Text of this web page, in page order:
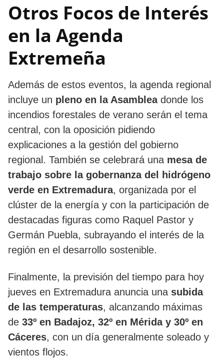
Otros Focos de Interés
en la Agenda
Extremeña
Además de estos eventos, la agenda regional
incluye un pleno en la Asambleadonde los
incendios forestales de verano serán el tema
central, con la oposición pidiendo
explicaciones a la gestión del gobierno
regional. También se celebrará una mesa de
trabajo sobre la gobernanza del hidrógeno
verde en Extremadura, organizada por el
clúster de la energía y con la participación de
destacadas figuras como Raquel Pastor y
Germán Puebla, subrayando el interés de la
región en el desarrollo sostenible.
Finalmente, la previsión del tiempo para hoy
jueves en Extremadura anuncia una subida
de las temperaturas, alcanzando máximas
de 33º en Badajoz, 32º en Mérida y 30º en
Cáceres, con un día generalmente soleado y
vientos flojos.